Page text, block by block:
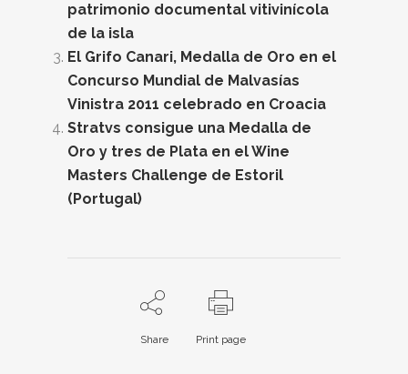
patrimonio documental vitivinícola
de la isla
El Grifo Canari, Medalla de Oro en el
Concurso Mundial de Malvasías
Vinistra 2011 celebrado en Croacia
Stratvs consigue una Medalla de
Oro y tres de Plata en el Wine
Masters Challenge de Estoril
(Portugal)
Share Print page